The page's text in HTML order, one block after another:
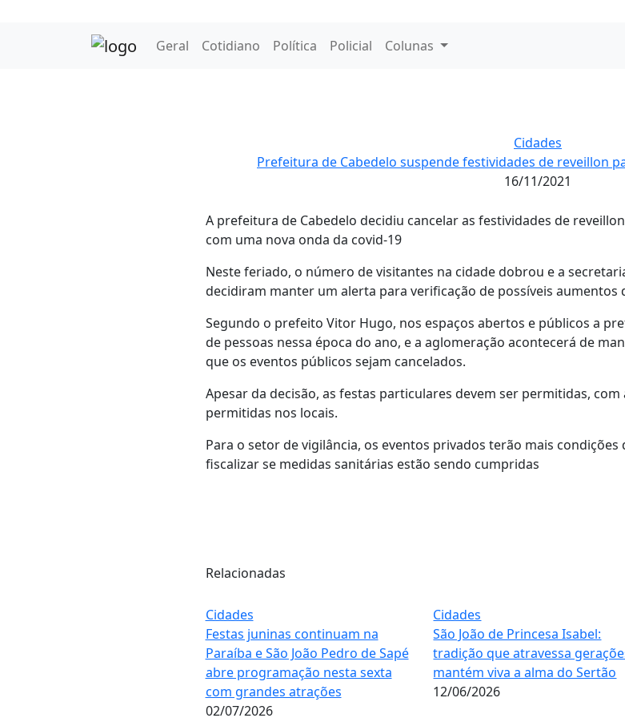
Geral Cotidiano Política Policial Colunas
Cidades
Prefeitura de Cabedelo suspende festividades de reveillon
16/11/2021
A prefeitura de Cabedelo decidiu cancelar as festividades de
com uma nova onda da covid-19
Neste feriado, o número de visitantes na cidade dobrou e a
decidiram manter um alerta para verificação de possíveis aumentos
Segundo o prefeito Vitor Hugo, nos espaços abertos e públicos a
de pessoas nessa época do ano, e a aglomeração acontecerá de
que os eventos públicos sejam cancelados.
Apesar da decisão, as festas particulares devem ser permitidas,
permitidas nos locais.
Para o setor de vigilância, os eventos privados terão mais
fiscalizar se medidas sanitárias estão sendo cumpridas
Relacionadas
Cidades
Festas juninas continuam na
Paraíba e São João Pedro de Sapé
abre programação nesta sexta
com grandes atrações
02/07/2026
Cidades
São João de Princesa Isabel:
tradição que atravessa
mantém viva a alma do Sertão
12/06/2026